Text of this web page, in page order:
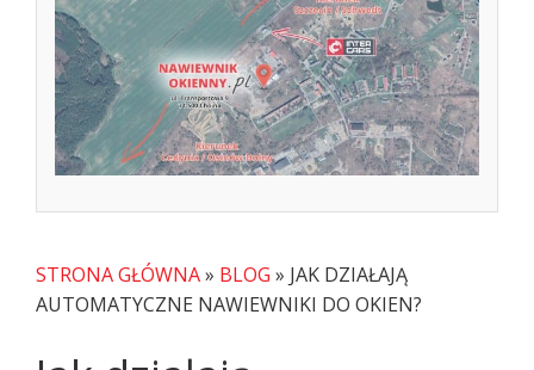
STRONA GŁÓWNA» BLOG » JAK DZIAŁAJĄ
AUTOMATYCZNE NAWIEWNIKI DO OKIEN?